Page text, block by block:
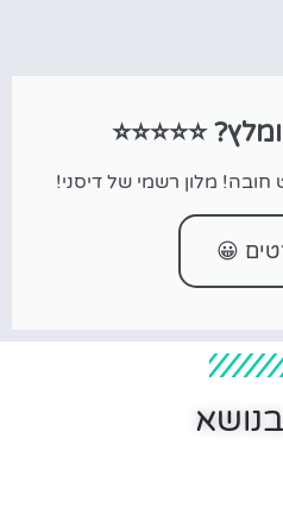
⭐⭐⭐⭐⭐
חובה! מלון רשמי של דיסני!
😀